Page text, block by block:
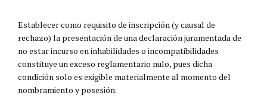
Establecer como requisito de inscripción (y causal de
rechazo) la presentación de una declaración juramentada de
no estar incurso en inhabilidades o incompatibilidades
constituye un exceso reglamentario nulo, pues dicha
condición solo es exigible materialmente al momento del
nombramiento y posesión.